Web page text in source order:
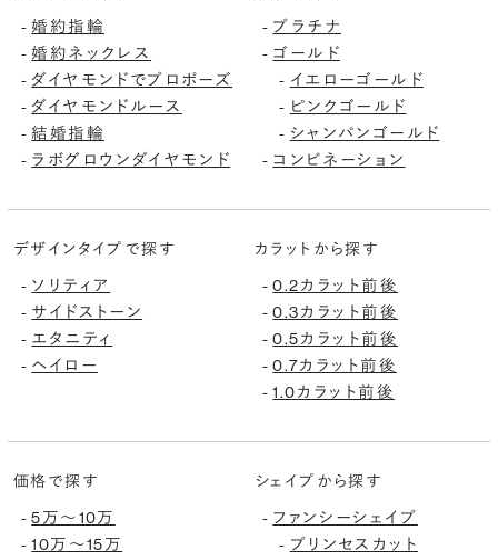
-婚約指輪
-婚約ネックレス
-ダイヤモンドでプロポーズ
-ダイヤモンドルース
-結婚指輪
- ラボグロウンダイヤモンド
- プラチナ
- ゴールド
- イエローゴールド
- ピンクゴールド
- シャンパンゴールド
- コンビネーション
デザインタイプで探す
- ソリティア
- サイドストーン
- エタニティ
- ヘイロー
カラットから探す
-0.2カラット前後
-0.3カラット前後
-0.5カラット前後
-0.7カラット前後
-1.0カラット前後
価格で探す
-5万〜10万
-10万〜15万
シェイプから探す
- ファンシーシェイプ
- プリンセスカット